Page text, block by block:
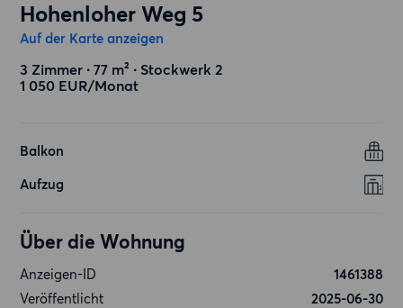
Hohenloher Weg 5
Auf der Karte anzeigen
3 Zimmer ∙ 77 m² ∙ Stockwerk 2
1 050 EUR/Monat
Balkon
Aufzug
Über die Wohnung
Anzeigen-ID
1461388
Veröffentlicht
2025-06-30